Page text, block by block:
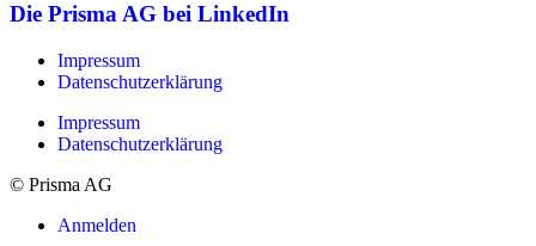
Die Prisma AG bei LinkedIn
Impressum
Datenschutzerklärung
Impressum
Datenschutzerklärung
© Prisma AG
Anmelden